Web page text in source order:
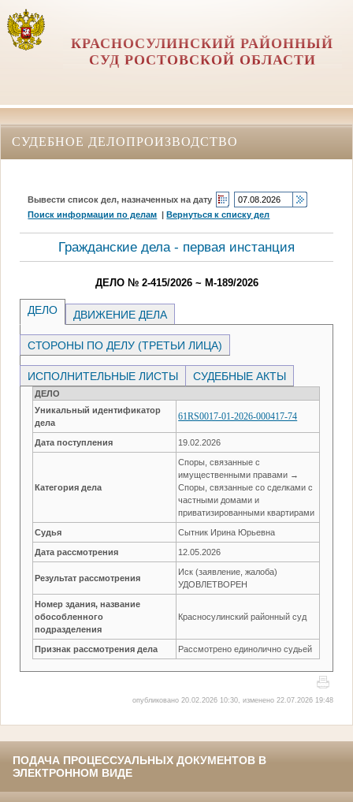
КРАСНОСУЛИНСКИЙ РАЙОННЫЙ
СУД РОСТОВСКОЙ ОБЛАСТИ
СУДЕБНОЕ ДЕЛОПРОИЗВОДСТВО
Вывести список дел, назначенных на дату
Поиск информации по делам |Вернуться к списку дел
Гражданские дела - первая инстанция
ДЕЛО № 2-415/2026 ~ М-189/2026
ДЕЛО ДВИЖЕНИЕ ДЕЛА
СТОРОНЫ ПО ДЕЛУ (ТРЕТЬИ ЛИЦА)
ИСПОЛНИТЕЛЬНЫЕ ЛИСТЫ СУДЕБНЫЕ АКТЫ
ДЕЛО
Уникальный идентификатор
дела
61RS0017-01-2026-000417-74
Дата поступления 19.02.2026
Категория дела
Споры, связанные с
имущественными правами →
Споры, связанные со сделками с
частными домами и
приватизированными квартирами
Судья Сытник Ирина Юрьевна
Дата рассмотрения 12.05.2026
Результат рассмотрения
Иск (заявление, жалоба)
УДОВЛЕТВОРЕН
Номер здания, название
обособленного
подразделения
Красносулинский районный суд
Признак рассмотрения дела Рассмотрено единолично судьей
опубликовано 20.02.2026 10:30, изменено 22.07.2026 19:48
ПОДАЧА ПРОЦЕССУАЛЬНЫХ ДОКУМЕНТОВ В
ЭЛЕКТРОННОМ ВИДЕ